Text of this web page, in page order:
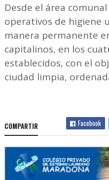
Desde el área
operativos de higiene
manera permanente
capitalinos, en los
establecidos, con el
ciudad limpia,
COMPARTIR Facebook